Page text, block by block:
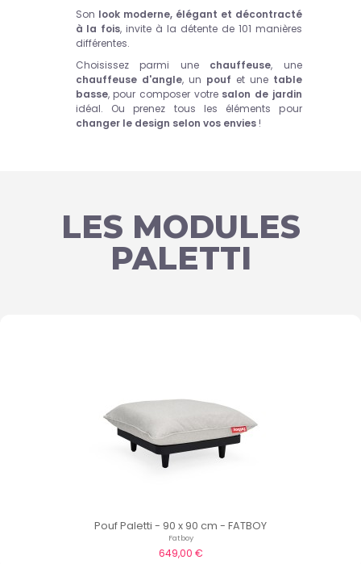
Son look moderne, élégant et décontracté
à la fois, invite à la détente de 101 manières
différentes.
Choisissez parmi une chauffeuse, une
chauffeuse d'angle, un pouf et une table
basse, pour composer votre salon de jardin
idéal. Ou prenez tous les éléments pour
changer le design selon vos envies!
LES MODULES
PALETTI
Pouf Paletti - 90 x 90 cm - FATBOY
Fatboy
649,00 €